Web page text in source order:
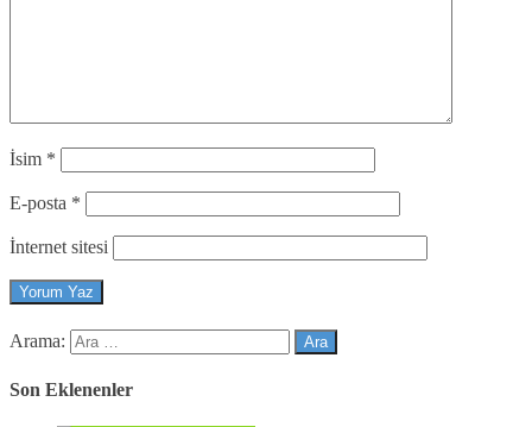
İsim *
E-posta *
İnternet sitesi
Arama:
Son Eklenenler